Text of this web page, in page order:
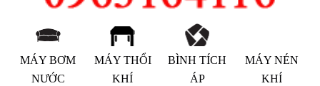
MÁY BƠM
NƯỚC
MÁY THỔI
KHÍ
BÌNH TÍCH
ÁP
MÁY NÉN
KHÍ